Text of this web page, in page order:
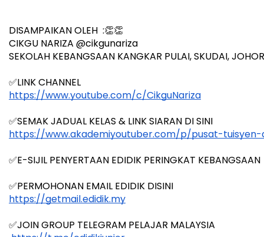
DISAMPAIKAN OLEH  :👏👏
CIKGU NARIZA @cikgunariza
SEKOLAH KEBANGSAAN KANGKAR PULAI, SKUDAI, JOHOR
✅LINK CHANNEL
https://www.youtube.com/c/CikguNariza
✅SEMAK JADUAL KELAS & LINK SIARAN DI SINI
https://www.akademiyoutuber.com/p/pusat-
✅E-SIJIL PENYERTAAN EDIDIK PERINGKAT KEBANGSAAN
✅PERMOHONAN EMAIL EDIDIK DISINI
https://getmail.edidik.my
✅JOIN GROUP TELEGRAM PELAJAR MALAYSIA